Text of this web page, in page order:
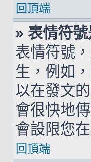
回頂端
» 表情符號
表情符號
生，例如
以在發文
會很快地
會設限您
回頂端